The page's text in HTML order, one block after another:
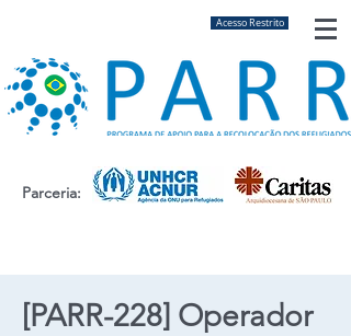
Acesso Restrito
Parceria:
[PARR-228] Operador